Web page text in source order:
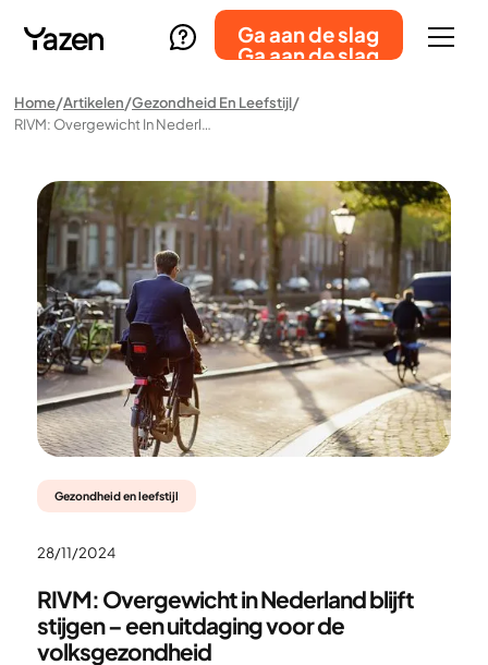
Ga aan de slag
Ga aan de slag
Home Artikelen Gezondheid En Leefstijl
RIVM: Overgewicht In Nederland Blijft Stijgen – Een Uitdaging Voor De Volksgezondheid
Gezondheid en leefstijl
28/11/2024
RIVM: Overgewicht in Nederland blijft
stijgen – een uitdaging voor de
volksgezondheid